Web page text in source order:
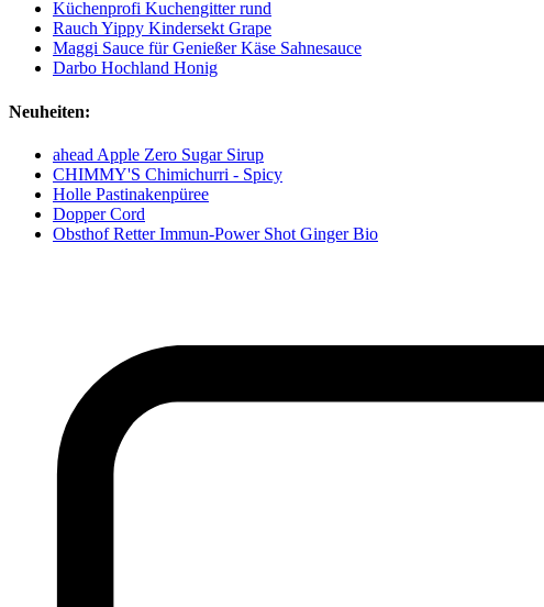
Küchenprofi Kuchengitter rund
Rauch Yippy Kindersekt Grape
Maggi Sauce für Genießer Käse Sahnesauce
Darbo Hochland Honig
Neuheiten:
ahead Apple Zero Sugar Sirup
CHIMMY'S Chimichurri - Spicy
Holle Pastinakenpüree
Dopper Cord
Obsthof Retter Immun-Power Shot Ginger Bio